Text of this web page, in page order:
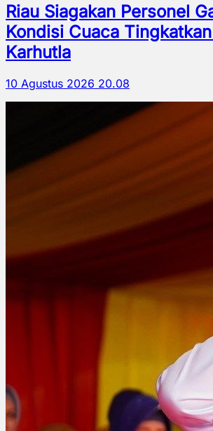
Riau Siagakan Personel
Kondisi Cuaca
Karhutla
10 Agustus 2026 20.08